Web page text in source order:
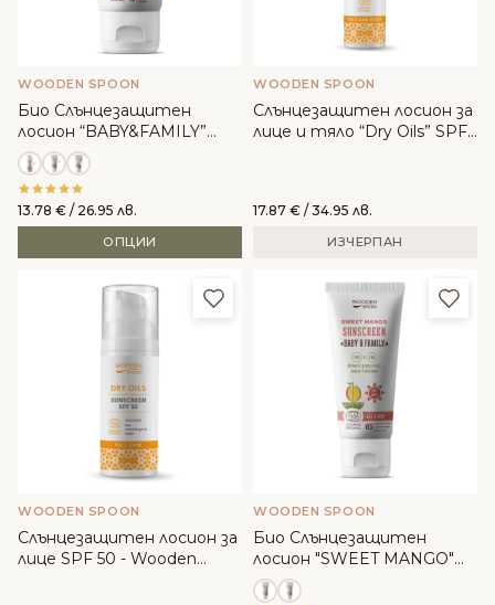
WOODEN SPOON
Био Слънцезащитен
лосион “BABY&FAMILY”
SPF 50 - WoodenSpoon
13.78 € / 26.95 лв.
ОПЦИИ
WOODEN SPOON
Слънцезащитен лосион за
лице и тяло “Dry Oils” SPF
17.87 € / 34.95 лв.
ИЗЧЕРПАН
Добави в любими
WOODEN SPOON
Слънцезащитен лосион за
лице SPF 50 - Wooden
WOODEN SPOON
Био Слънцезащитен
лосион "SWEET MANGO"
SPF 50 – WoodenSpoon